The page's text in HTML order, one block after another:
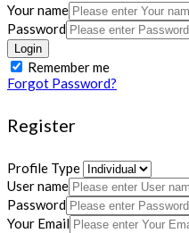
Your name
Password
Login
Remember me
Forgot Password?
Register
Profile Type
User name
Password
Your Email